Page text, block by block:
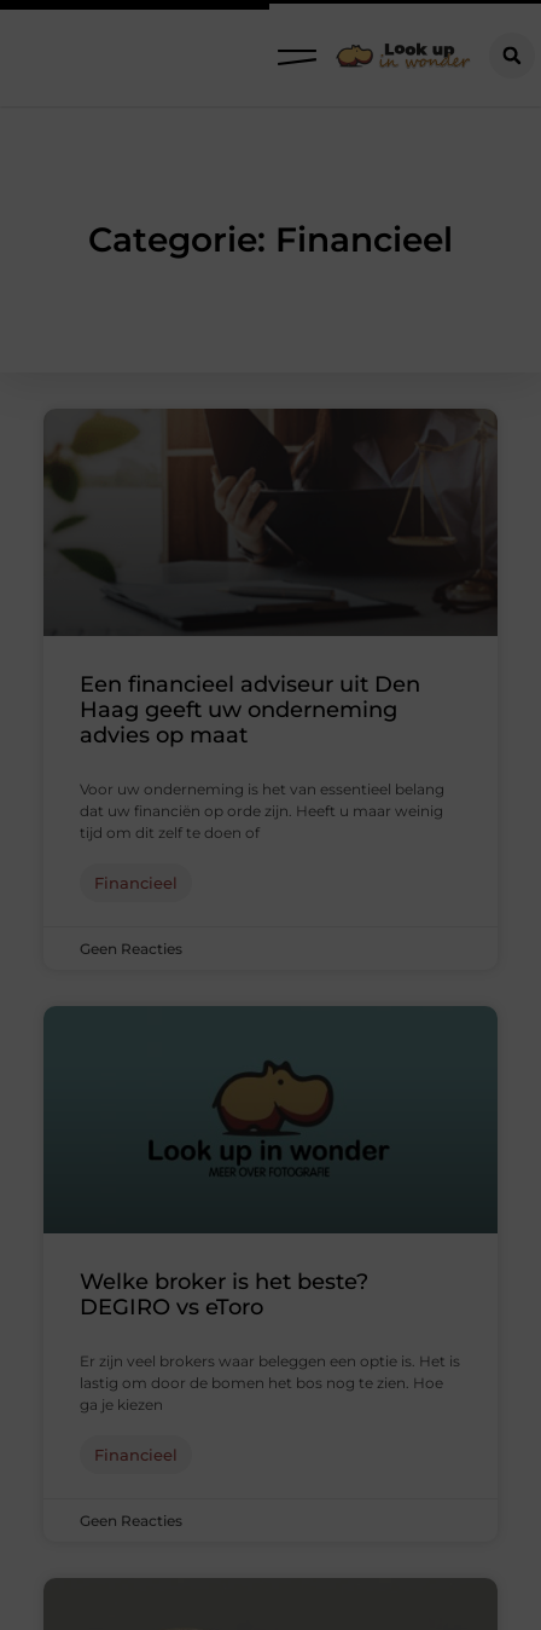
Categorie: Financieel
Een financieel adviseur uit Den
Haag geeft uw onderneming
advies op maat
Voor uw onderneming is het van essentieel belang
dat uw financiën op orde zijn. Heeft u maar weinig
tijd om dit zelf te doen of
Financieel
Geen Reacties
Welke broker is het beste?
DEGIRO vs eToro
Er zijn veel brokers waar beleggen een optie is. Het is
lastig om door de bomen het bos nog te zien. Hoe
ga je kiezen
Financieel
Geen Reacties